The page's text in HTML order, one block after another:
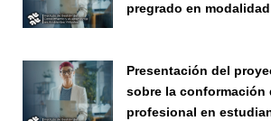
pregrado en
Presentación del
sobre la conformación
profesional en